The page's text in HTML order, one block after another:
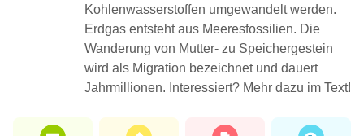
Kohlenwasserstoffen umgewandelt werden.
Erdgas entsteht aus Meeresfossilien. Die
Wanderung von Mutter- zu Speichergestein
wird als Migration bezeichnet und dauert
Jahrmillionen. Interessiert? Mehr dazu im Text!